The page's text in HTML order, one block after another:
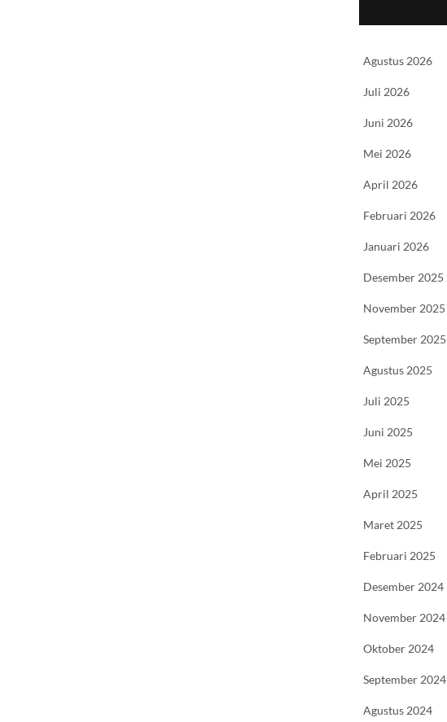
Agustus 2026
Juli 2026
Juni 2026
Mei 2026
April 2026
Februari 2026
Januari 2026
Desember 2025
November 2025
September 2025
Agustus 2025
Juli 2025
Juni 2025
Mei 2025
April 2025
Maret 2025
Februari 2025
Desember 2024
November 2024
Oktober 2024
September 2024
Agustus 2024